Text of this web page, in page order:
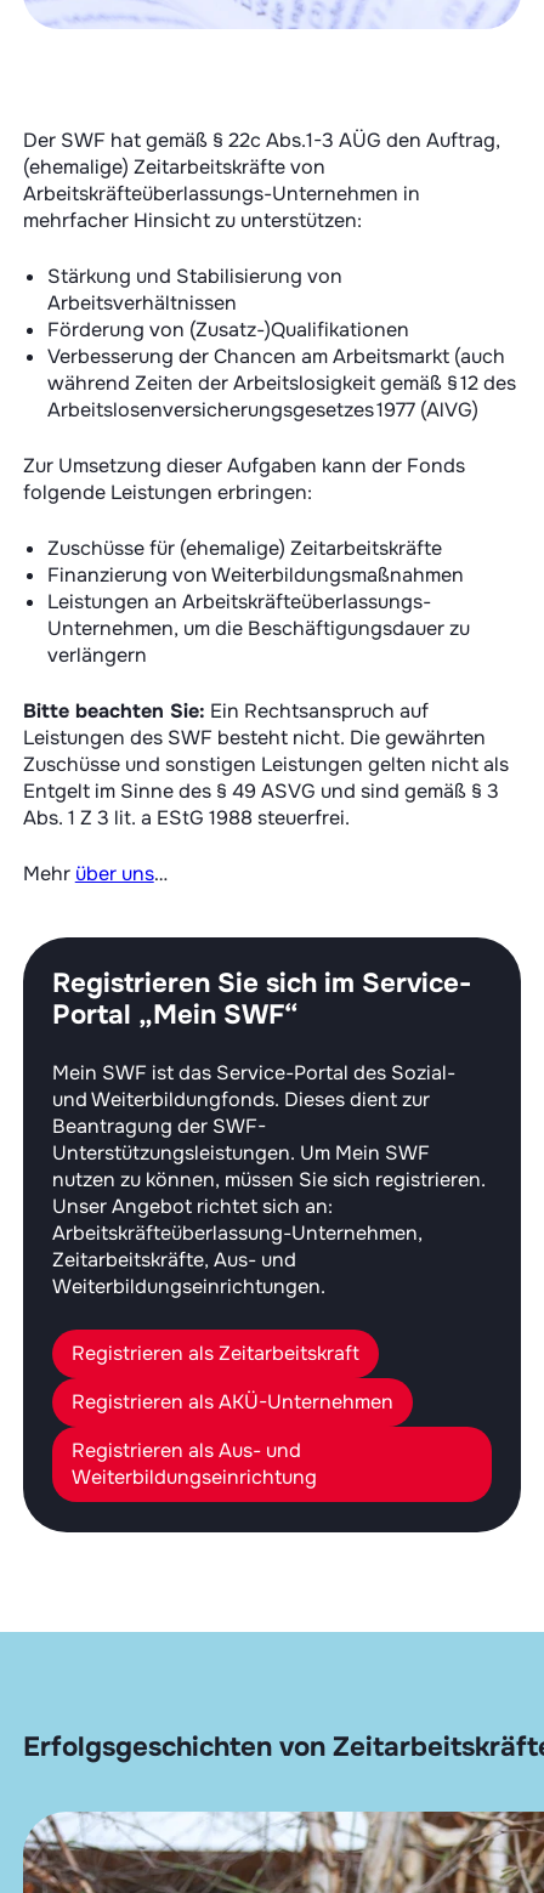
Der SWF hat gemäß § 22c Abs.1-3 AÜG den Auftrag,
(ehemalige) Zeitarbeitskräfte von
Arbeitskräfteüberlassungs-Unternehmen in
mehrfacher Hinsicht zu unterstützen:
Stärkung und Stabilisierung von
Arbeitsverhältnissen
Förderung von (Zusatz-)Qualifikationen
Verbesserung der Chancen am Arbeitsmarkt (auch
während Zeiten der Arbeitslosigkeit gemäß § 12 des
Arbeitslosenversicherungsgesetzes 1977 (AlVG)
Zur Umsetzung dieser Aufgaben kann der Fonds
folgende Leistungen erbringen:
Zuschüsse für (ehemalige) Zeitarbeitskräfte
Finanzierung von Weiterbildungsmaßnahmen
Leistungen an Arbeitskräfteüberlassungs-
Unternehmen, um die Beschäftigungsdauer zu
verlängern
Bitte beachten Sie: Ein Rechtsanspruch auf
Leistungen des SWF besteht nicht. Die gewährten
Zuschüsse und sonstigen Leistungen gelten nicht als
Entgelt im Sinne des § 49 ASVG und sind gemäß § 3
Abs. 1 Z 3 lit. a EStG 1988 steuerfrei.
Mehr über uns…
Registrieren Sie sich im Service-
Portal „Mein SWF“
Mein SWF ist das Service-Portal des Sozial-
und Weiterbildungfonds. Dieses dient zur
Beantragung der SWF-
Unterstützungsleistungen. Um Mein SWF
nutzen zu können, müssen Sie sich registrieren.
Unser Angebot richtet sich an:
Arbeitskräfteüberlassung-Unternehmen,
Zeitarbeitskräfte, Aus- und
Weiterbildungseinrichtungen.
Registrieren als Zeitarbeitskraft
Registrieren als AKÜ-Unternehmen
Registrieren als Aus- und
Weiterbildungseinrichtung
Erfolgsgeschichten von